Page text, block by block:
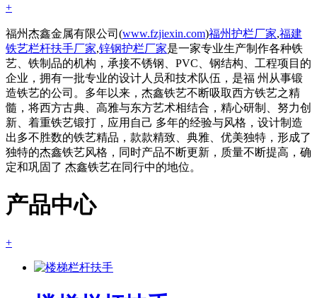
+
福州杰鑫金属有限公司(www.fzjiexin.com)福州护栏厂家,福建
铁艺栏杆扶手厂家,锌钢护栏厂家是一家专业生产制作各种铁
艺、铁制品的机构，承接不锈钢、PVC、钢结构、工程项目的
企业，拥有一批专业的设计人员和技术队伍，是福 州从事锻
造铁艺的公司。多年以来，杰鑫铁艺不断吸取西方铁艺之精
髓，将西方古典、高雅与东方艺术相结合，精心研制、努力创
新、着重铁艺锻打，应用自己 多年的经验与风格，设计制造
出多不胜数的铁艺精品，款款精致、典雅、优美独特，形成了
独特的杰鑫铁艺风格，同时产品不断更新，质量不断提高，确
定和巩固了 杰鑫铁艺在同行中的地位。
产品中心
+